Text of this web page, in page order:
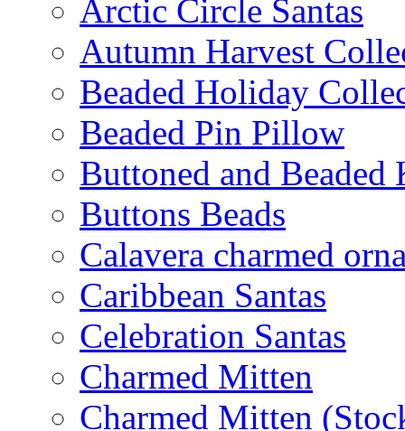
Arctic Circle Santas
Autumn Harvest
Beaded Holiday
Beaded Pin Pillow
Buttoned and Beaded
Buttons Beads
Calavera charmed
Caribbean Santas
Celebration Santas
Charmed Mitten
Charmed Mitten